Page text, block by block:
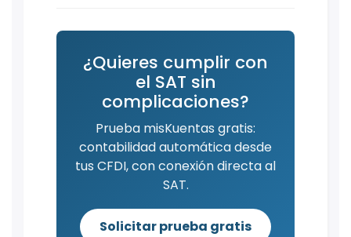
¿Quieres cumplir con
el SAT sin
complicaciones?
Prueba misKuentas gratis:
contabilidad automática desde
tus CFDI, con conexión directa al
SAT.
Solicitar prueba gratis